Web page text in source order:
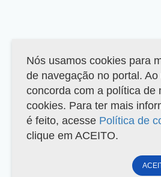
Nós usamos cookies para
de navegação no portal.
concorda com a política de
cookies. Para ter mais
é feito, acesse Política de
clique em ACEITO.